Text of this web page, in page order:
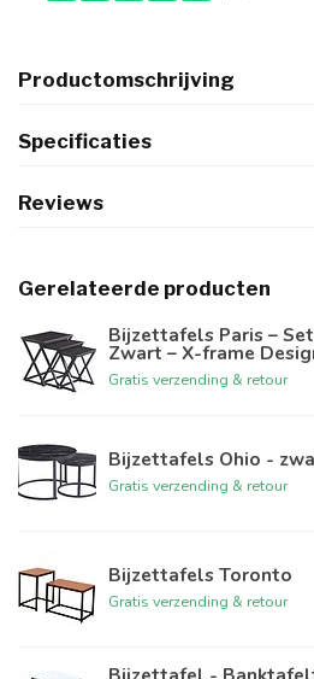
Productomschrijving
Specificaties
Reviews
Gerelateerde producten
Bijzettafels Paris –
Zwart – X-frame
Gratis verzending & retour
Bijzettafels Ohio -
Gratis verzending & retour
Bijzettafels Toronto
Gratis verzending & retour